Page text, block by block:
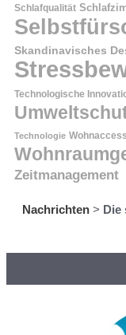
Schlafqualität
Skandinavisches
Technologische
Technologie
Zeitmanagement
Nachrichten> Die